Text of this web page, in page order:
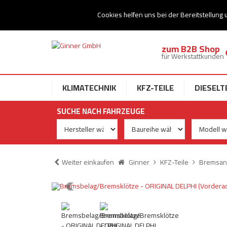
Cookies helfen uns bei der Bereitstellung
Ihr Speziallist für Dieseltechnik
zum B2B Shop
für Werkstattkunden
KLIMATECHNIK KFZ-TEILE
SUCHE NACH FAHRZEUGE
Weiter einkaufen Ginner KFZ-Teile